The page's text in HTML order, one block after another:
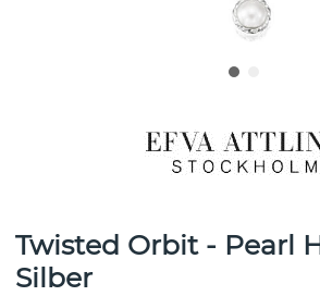
Twisted Orbit - Pearl
Silber